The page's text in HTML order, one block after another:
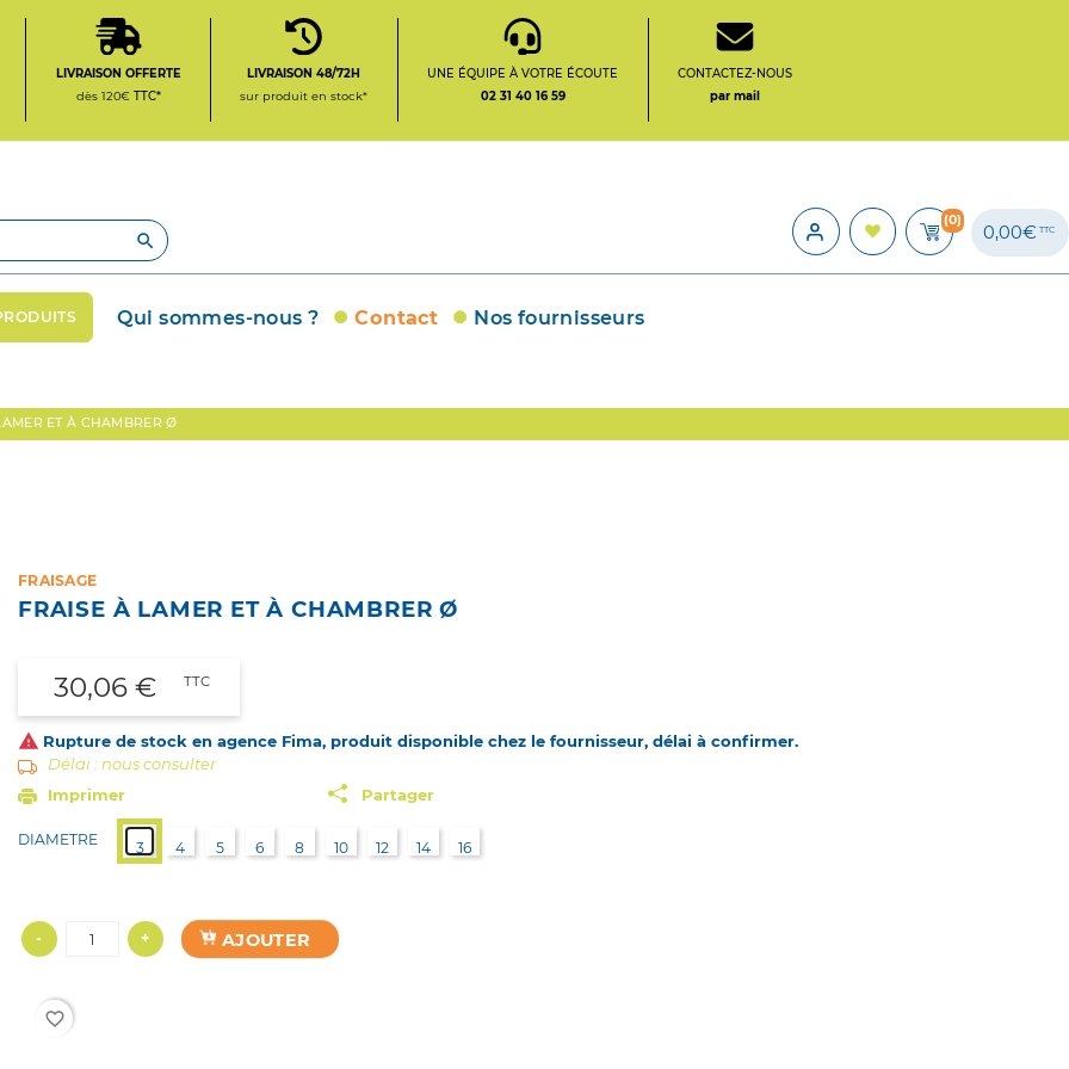
LIVRAISON OFFERTE
dès 120€ TTC*
LIVRAISON 48/72H
sur produit en stock*
UNE ÉQUIPE À VOTRE ÉCOUTE
02 31 40 16 59
CONTACTEZ-NOUS
par mail

(0)
0,00€TTC
Qui sommes-nous ? Contact Nos fournisseurs
ET À CHAMBRER Ø
FRAISAGE
FRAISE À LAMER ET À CHAMBRER Ø
30,06 € TTC
 Rupture de stock en agence Fima, produit disponible chez le fournisseur, délai à confirmer.
Délai : nous consulter
Imprimer
Partager
DIAMETRE 3 4 5 6 8 10 12 14 16
- + AJOUTER
favorite_border